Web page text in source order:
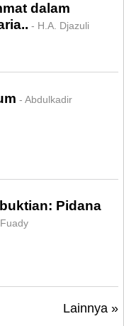
dalam
- H.A. Djazuli
- Abdulkadir
Pidana
Lainnya »